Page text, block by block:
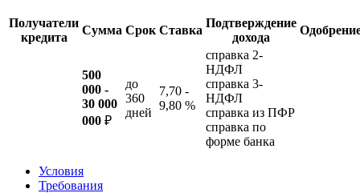
Получатели
кредита
Сумма Срок Ставка
Подтверждение
дохода
500
000 -
30 000
000 ₽
до
360
дней
7,70 -
9,80 %
справка 2-
НДФЛ
справка 3-
НДФЛ
справка из ПФР
справка по
форме банка
Условия
Требования